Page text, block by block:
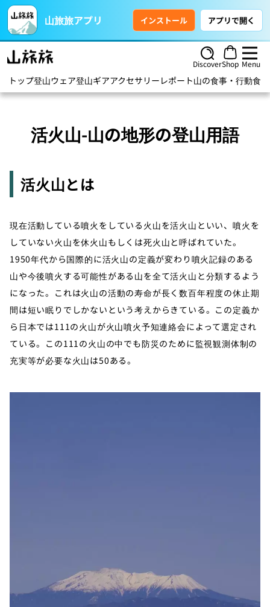
山旅旅アプリ インストール アプリで開く
DiscoverShop Menu
トップ登山ウェア登山ギアアクセサリー レポート山の食事・行動食
活火山-山の地形の登山用語
活火山とは
現在活動している噴火をしている火山を活火山といい、噴火を
していない火山を休火山もしくは死火山と呼ばれていた。
1950年代から国際的に活火山の定義が変わり噴火記録のある
山や今後噴火する可能性がある山を全て活火山と分類するよう
になった。これは火山の活動の寿命が長く数百年程度の休止期
間は短い眠りでしかないという考えからきている。この定義か
ら日本では111の火山が火山噴火予知連絡会によって選定され
ている。この111の火山の中でも防災のために監視観測体制の
充実等が必要な火山は50ある。